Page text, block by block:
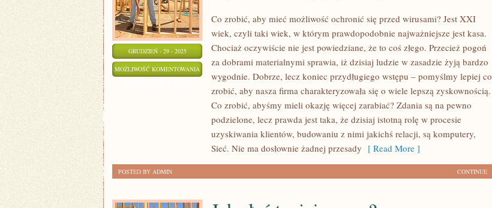
GRUDZIEŃ - 29 - 2025
MOŻLIWOŚĆ KOMENTOWANIA
Co zrobić, aby mieć możliwość ochronić się przed wirusami? Jest XXI
wiek, czyli taki wiek, w którym prawdopodobnie najważniejsze jest kasa.
Chociaż oczywiście nie jest powiedziane, że to coś złego. Przecież pogoń
za dobrami materialnymi sprawia, iż dzisiaj ludzie w zasadzie żyją bardzo
wygodnie. Dobrze, lecz koniec przydługiego wstępu – pomyślmy lepiej co
zrobić, aby nasza firma charakteryzowała się o wiele lepszą zyskownością.
Co zrobić, abyśmy mieli okazję więcej zarabiać? Zdania są na pewno
podzielone, lecz prawda jest taka, że dzisiaj istotną rolę w procesie
uzyskiwania klientów, budowaniu z nimi jakichś relacji, są komputery,
Sieć. Nie ma dosłownie żadnej przesady [ Read More ]
CONTINUE
POSTED BY ADMIN